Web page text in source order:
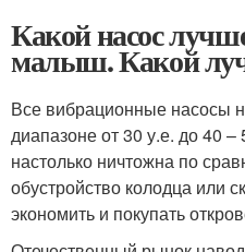
Какой насос
малыш. Какой
Все вибрационные насосы
диапазоне от 30 у.е. до 40 –
настолько ничтожна по
обустройство колодца или
экономить и покупать